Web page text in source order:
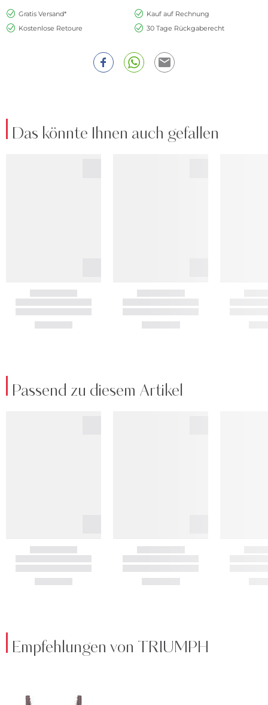
Gratis Versand*
Kauf auf Rechnung
Kostenlose Retoure
30 Tage Rückgaberecht
Das könnte Ihnen auch gefallen
Passend zu diesem Artikel
Empfehlungen von TRIUMPH